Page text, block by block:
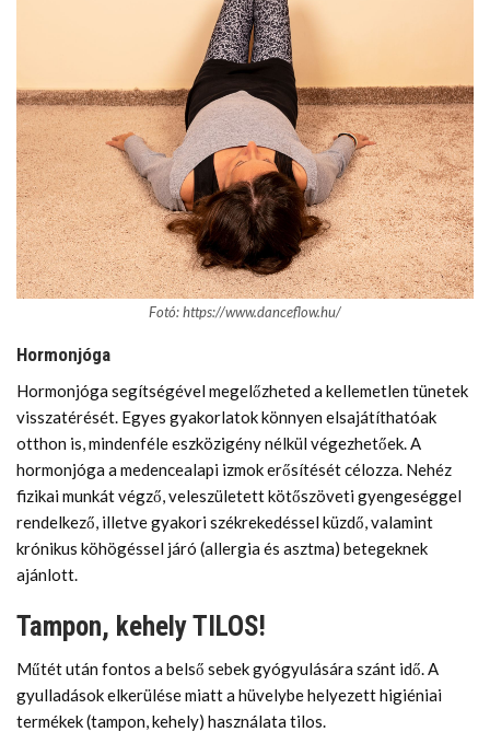
Fotó: https://www.danceflow.hu/
Hormonjóga
Hormonjóga segítségével megelőzheted a kellemetlen tünetek
visszatérését. Egyes gyakorlatok könnyen elsajátíthatóak
otthon is, mindenféle eszközigény nélkül végezhetőek. A
hormonjóga a medencealapi izmok erősítését célozza. Nehéz
fizikai munkát végző, veleszületett kötőszöveti gyengeséggel
rendelkező, illetve gyakori székrekedéssel küzdő, valamint
krónikus köhögéssel járó (allergia és asztma) betegeknek
ajánlott.
Tampon, kehely TILOS!
Műtét után fontos a belső sebek gyógyulására szánt idő. A
gyulladások elkerülése miatt a hüvelybe helyezett higiéniai
termékek (tampon, kehely) használata tilos.